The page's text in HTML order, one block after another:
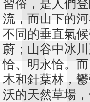
習俗，是人們
流，而山下的
不同的垂直氣
蔚；山谷中冰
恰、明永恰。
木和針葉林，
沃的天然草場